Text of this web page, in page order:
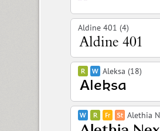
Aldine 401 (4)
Aleksa (18)
Alethia